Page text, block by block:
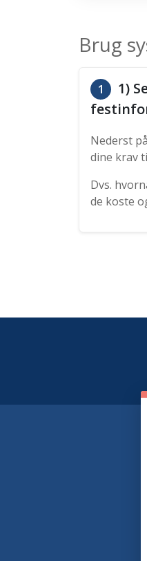
Brug
1
1)
Nederst
dine krav
Dvs.
de koste